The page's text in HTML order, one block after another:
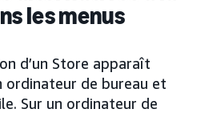
les menus
d’un Store apparaît
ordinateur de bureau et
Sur un ordinateur de